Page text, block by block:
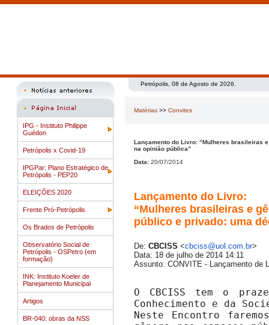
IPG - Instituto Philippe
Guédon
Petrópolis x Covid-19
IPGPar: Plano Estratégico de
Petrópolis - PEP20
ELEIÇÕES 2020
Frente Pró-Petrópolis
Os Brados de Petrópolis
Observatório Social de
Petrópolis - OSPetro (em
formação)
INK: Instituto Koeler de
Planejamento Municipal
Artigos
BR-040: obras da NSS
Petrópolis, 08 de Agosto de 2026.
Matérias >> Convites
Lançamento do Livro: “Mulheres brasileiras
na opinião pública”
Data: 20/07/2014
Lançamento do Livro:
“Mulheres brasileiras e
público e privado: uma
De: CBCISS <cbciss@uol.com.br>
Data: 18 de julho de 2014 14:11
Assunto: CONVITE - Lançamento de
O CBCISS tem o
Conhecimento e da
Neste Encontro